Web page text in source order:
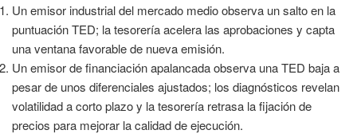
Un emisor industrial del mercado medio observa un salto en la
puntuación TED; la tesorería acelera las aprobaciones y capta
una ventana favorable de nueva emisión.
Un emisor de financiación apalancada observa una TED baja a
pesar de unos diferenciales ajustados; los diagnósticos revelan
volatilidad a corto plazo y la tesorería retrasa la fijación de
precios para mejorar la calidad de ejecución.